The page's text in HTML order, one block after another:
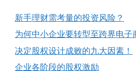
新手理财需考量的投资风险？
为何中小企业要转型至跨界电子
决定股权设计成败的九大因素！
企业各阶段的股权激励